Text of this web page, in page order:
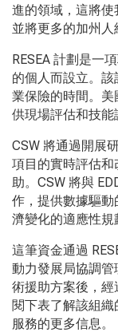
進的領域，這將使
並將更多的加州
RESEA 計劃是一
的個人而設立。
業保險的時間。
供現場評估和技能
CSW 將通過開展
項目的實時評估和
助。 CSW 將與
作，提供數據驅
濟變化的適應性規
這筆資金通過
動力發展局協調管
術援助方案後，
閱下表了解該組
服務的更多信息。